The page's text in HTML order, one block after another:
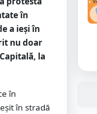
în
a ieși în
nu doar
la
în
în stradă